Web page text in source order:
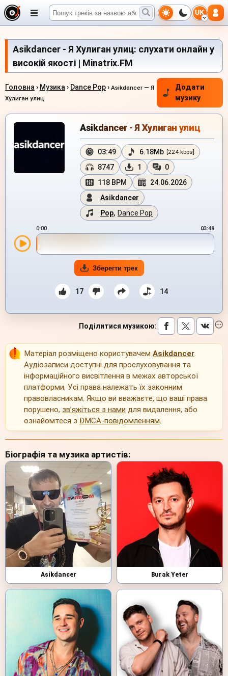
UK
Asikdancer - Я Хулиган улиц: слухати онлайн у
високій якості | Minatrix.FM
Головна › Музика › Dance Pop› Asikdancer — Я
Хулиган улиц
Додати
музику
Asikdancer - Я Хулиган улиц
03:49 6.18Mb [224 kbps]
8747 1
0
118 BPM
24.06.2026
Asikdancer
Pop, Dance Pop
0:00 03:49
Зберегти трек
17 14
Поділитися музикою:
Матеріал розміщено користувачем Asikdancer.
Аудіозаписи доступні для прослуховування та
інформаційного висвітлення в межах авторської
платформи. Усі права належать їх законним
правовласникам. Якщо ви вважаєте, що ваші права
порушено, зв’яжіться з нами для видалення, або
ознайомтеся з DMCA-повідомленням.
Біографія та музика артистів:
Asikdancer Burak Yeter